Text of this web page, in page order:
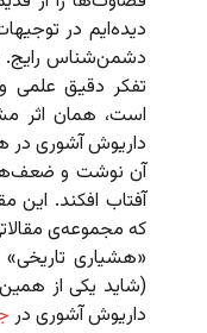
دیده‌ایم در
دشمن‌شناس رایج.
تفکر دقیق
است، همان اثر
داریوش آشوری در
آن نوشت و
آفتاب افکند. این
که مجموعه‌ی
«هشیاری
(شاید یکی از همین
داریوش آشوری در